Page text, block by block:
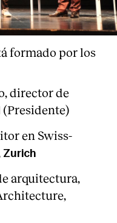
formado por los
director de
(Presidente)
en Swiss-
Zurich
arquitectura,